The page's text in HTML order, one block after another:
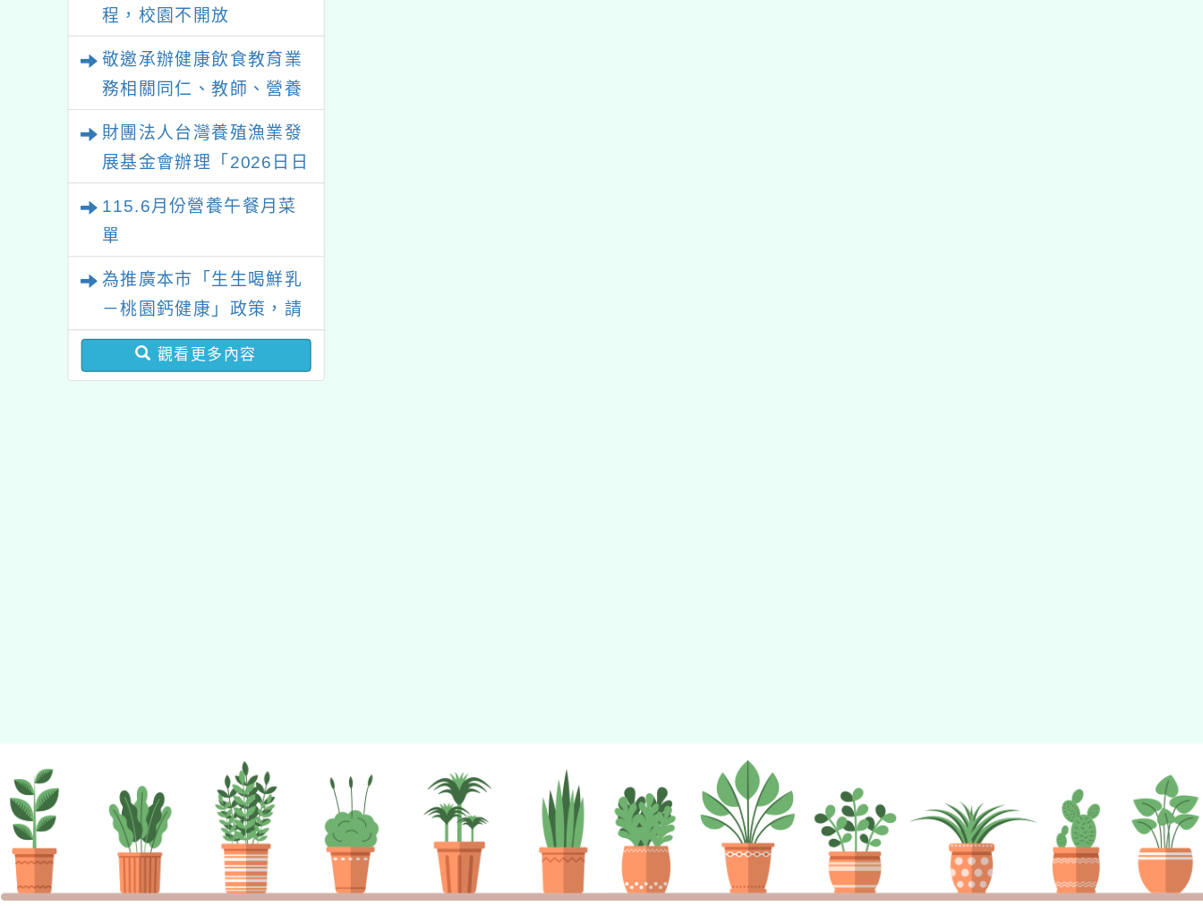
程，校園不開放
敬邀承辦健康飲食教育業
務相關同仁、教師、營養
辦理「高級中等以下學校
健康飲食教育指導內容及
規劃」全國說明會。
財團法人台灣養殖漁業發
展基金會辦理「2026日日
五海味-食魚文化教師及營
名參加
115.6月份營養午餐月菜
單
為推廣本市「生生喝鮮乳
－桃園鈣健康」政策，請
貴校持續加強向家長及學
童提醒兌領及宣導注意事
觀看更多內容